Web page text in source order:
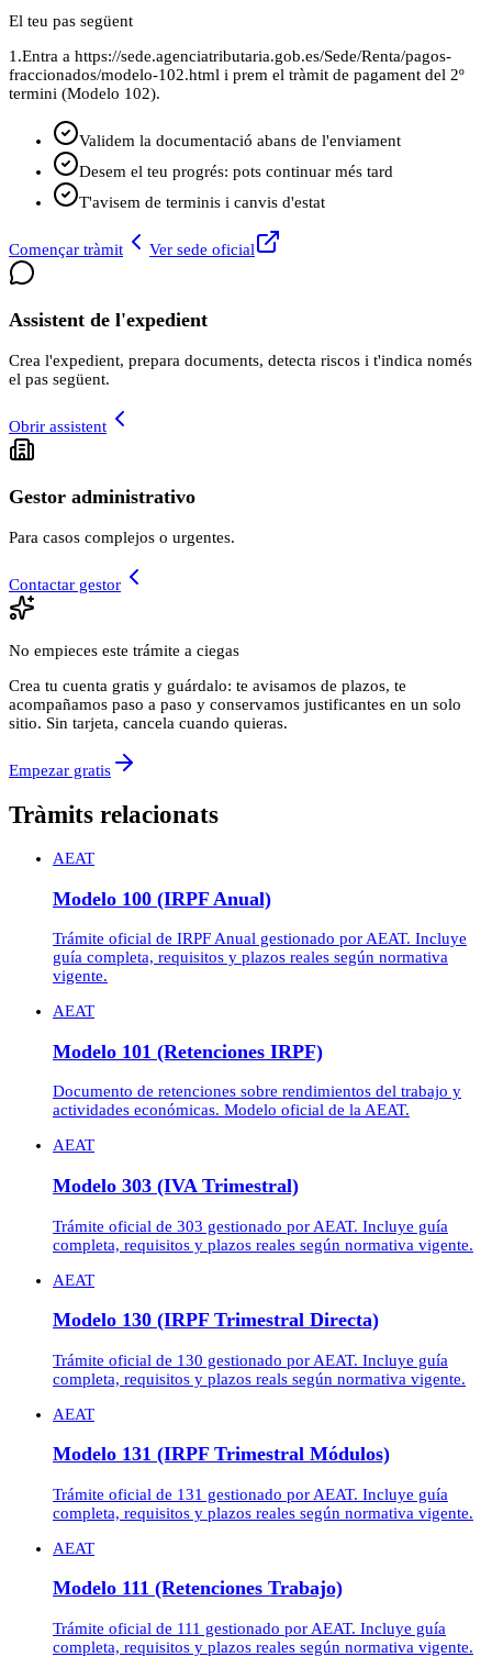
El teu pas següent
1.Entra a https://sede.agenciatributaria.gob.es/Sede/Renta/pagos-
fraccionados/modelo-102.html i prem el tràmit de pagament del 2º
termini (Modelo 102).
Validem la documentació abans de l'enviament
Desem el teu progrés: pots continuar més tard
T'avisem de terminis i canvis d'estat
Començar tràmit Ver sede oficial
Assistent de l'expedient
Crea l'expedient, prepara documents, detecta riscos i t'indica només
el pas següent.
Obrir assistent
Gestor administrativo
Para casos complejos o urgentes.
Contactar gestor
No empieces este trámite a ciegas
Crea tu cuenta gratis y guárdalo: te avisamos de plazos, te
acompañamos paso a paso y conservamos justificantes en un solo
sitio. Sin tarjeta, cancela cuando quieras.
Empezar gratis
Tràmits relacionats
AEAT
Modelo 100 (IRPF Anual)
Trámite oficial de IRPF Anual gestionado por AEAT. Incluye
guía completa, requisitos y plazos reales según normativa
vigente.
AEAT
Modelo 101 (Retenciones IRPF)
Documento de retenciones sobre rendimientos del trabajo y
actividades económicas. Modelo oficial de la AEAT.
AEAT
Modelo 303 (IVA Trimestral)
Trámite oficial de 303 gestionado por AEAT. Incluye guía
completa, requisitos y plazos reales según normativa vigente.
AEAT
Modelo 130 (IRPF Trimestral Directa)
Trámite oficial de 130 gestionado por AEAT. Incluye guía
completa, requisitos y plazos reals según normativa vigente.
AEAT
Modelo 131 (IRPF Trimestral Módulos)
Trámite oficial de 131 gestionado por AEAT. Incluye guía
completa, requisitos y plazos reales según normativa vigente.
AEAT
Modelo 111 (Retenciones Trabajo)
Trámite oficial de 111 gestionado por AEAT. Incluye guía
completa, requisitos y plazos reales según normativa vigente.